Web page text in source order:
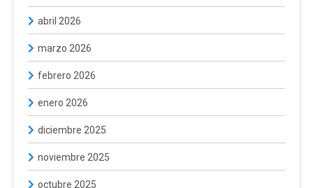
abril 2026
marzo 2026
febrero 2026
enero 2026
diciembre 2025
noviembre 2025
octubre 2025